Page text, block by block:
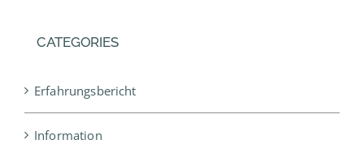
CATEGORIES
Erfahrungsbericht
Information